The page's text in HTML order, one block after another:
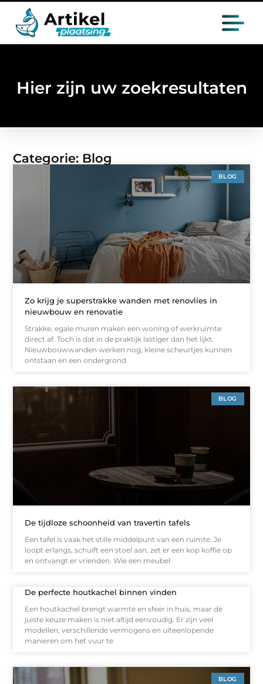
Hier zijn uw zoekresultaten
Categorie: Blog
BLOG
Zo krijg je superstrakke wanden met renovlies in
nieuwbouw en renovatie
Strakke, egale muren maken een woning of werkruimte
direct af. Toch is dat in de praktijk lastiger dan het lijkt.
Nieuwbouwwanden werken nog, kleine scheurtjes kunnen
ontstaan en een ondergrond
BLOG
De tijdloze schoonheid van travertin tafels
Een tafel is vaak het stille middelpunt van een ruimte. Je
loopt erlangs, schuift een stoel aan, zet er een kop koffie op
en ontvangt er vrienden. Wie een meubel
De perfecte houtkachel binnen vinden
Een houtkachel brengt warmte en sfeer in huis, maar de
juiste keuze maken is niet altijd eenvoudig. Er zijn veel
modellen, verschillende vermogens en uiteenlopende
manieren om het vuur te
BLOG